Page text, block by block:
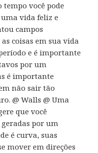
você pode
vida feliz e
campos
coisas em sua vida
e é importante
por um
é importante
não sair tão
@ Walls @ Uma
que você
por um
é curva, suas
mover em direções